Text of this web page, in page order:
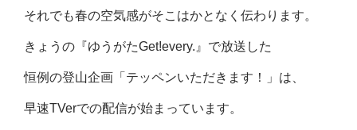
それでも春の空気感がそこはかとなく伝わります。
きょうの『ゆうがたGet!every.』で放送した
恒例の登山企画「テッペンいただきます！」は、
早速TVerでの配信が始まっています。